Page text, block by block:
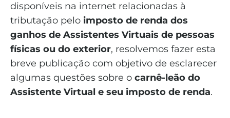
disponíveis na internet relacionadas à
tributação pelo imposto de renda dos
ganhos de Assistentes Virtuais de pessoas
físicas ou do exterior, resolvemos fazer esta
breve publicação com objetivo de esclarecer
algumas questões sobre o carnê-leão do
Assistente Virtual e seu imposto de renda.